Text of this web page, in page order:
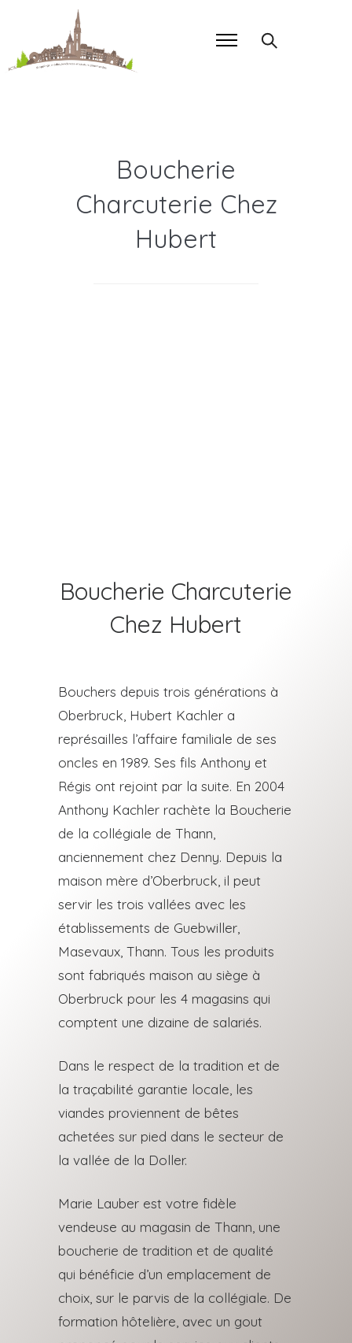
Boucherie
Charcuterie Chez
Hubert
Boucherie Charcuterie
Chez Hubert
Bouchers depuis trois générations à
Oberbruck, Hubert Kachler a
représailles l’affaire familiale de ses
oncles en 1989. Ses fils Anthony et
Régis ont rejoint par la suite. En 2004
Anthony Kachler rachète la Boucherie
de la collégiale de Thann,
anciennement chez Denny. Depuis la
maison mère d’Oberbruck, il peut
servir les trois vallées avec les
établissements de Guebwiller,
Masevaux, Thann. Tous les produits
sont fabriqués maison au siège à
Oberbruck pour les 4 magasins qui
comptent une dizaine de salariés.
Dans le respect de la tradition et de
la traçabilité garantie locale, les
viandes proviennent de bêtes
achetées sur pied dans le secteur de
la vallée de la Doller.
Marie Lauber est votre fidèle
vendeuse au magasin de Thann, une
boucherie de tradition et de qualité
qui bénéficie d’un emplacement de
choix, sur le parvis de la collégiale. De
formation hôtelière, avec un gout